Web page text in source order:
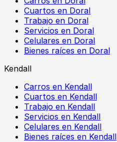
Cuartos en Doral
Trabajo en Doral
Servicios en Doral
Celulares en Doral
Bienes raíces en Doral
Kendall
Carros en Kendall
Cuartos en Kendall
Trabajo en Kendall
Servicios en Kendall
Celulares en Kendall
Bienes raíces en Kendall